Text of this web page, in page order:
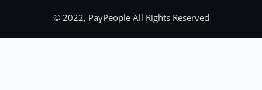
© 2022, PayPeople All Rights Reserved